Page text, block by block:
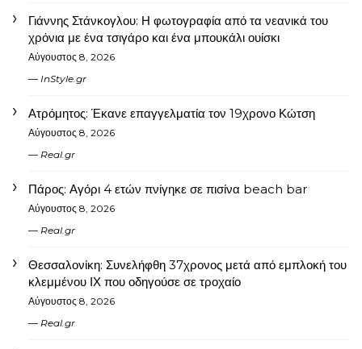
Γιάννης Στάνκογλου: Η φωτογραφία από τα νεανικά του
χρόνια με ένα τσιγάρο και ένα μπουκάλι ουίσκι
Αύγουστος 8, 2026
InStyle.gr
Ατρόμητος: Έκανε επαγγελματία τον 19χρονο Κώτση
Αύγουστος 8, 2026
Real.gr
Πάρος: Αγόρι 4 ετών πνίγηκε σε πισίνα beach bar
Αύγουστος 8, 2026
Real.gr
Θεσσαλονίκη: Συνελήφθη 37χρονος μετά από εμπλοκή του
κλεμμένου ΙΧ που οδηγούσε σε τροχαίο
Αύγουστος 8, 2026
Real.gr